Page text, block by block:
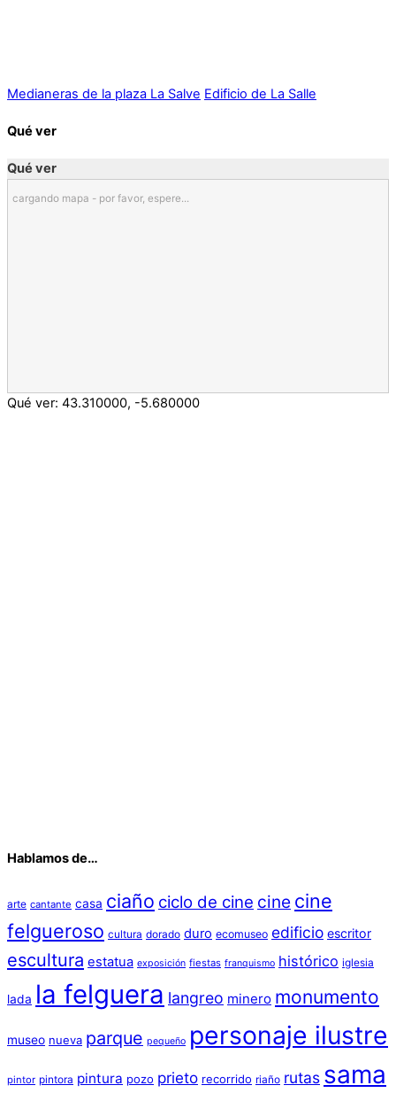
Medianeras de la plaza La Salve Edificio de La Salle
Qué ver
Qué ver
cargando mapa - por favor, espere...
Qué ver: 43.310000, -5.680000
Hablamos de…
arte cantante casa ciaño ciclo de cine cine cine
felgueroso cultura dorado duro ecomuseo edificio escritor
escultura estatua exposición fiestas franquismo histórico iglesia
lada la felguera langreo minero monumento
museo nueva parque pequeño personaje ilustre
pintor pintora pintura pozo prieto recorrido riaño rutas sama